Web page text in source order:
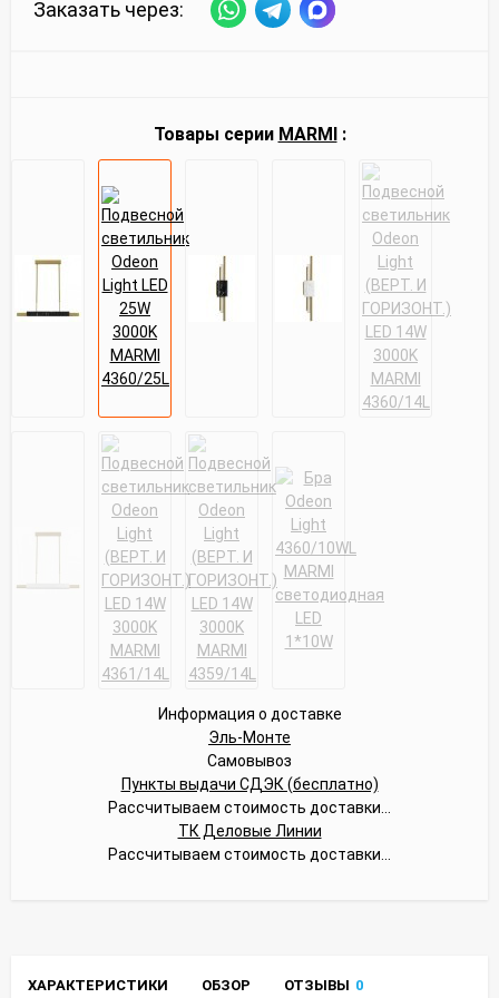
Заказать через:
Товары серии MARMI:
Информация о доставке
Эль-Монте
Самовывоз
Пункты выдачи СДЭК (бесплатно)
Рассчитываем стоимость доставки...
ТК Деловые Линии
Рассчитываем стоимость доставки...
ХАРАКТЕРИСТИКИ ОБЗОР ОТЗЫВЫ 0